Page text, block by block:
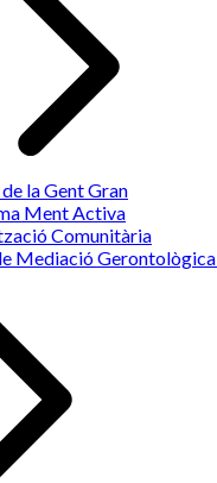
la Gent Gran
Ment Activa
Comunitària
Mediació Gerontològica